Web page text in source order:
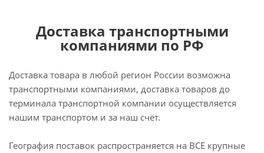
Доставка транспортными
компаниями по РФ
Доставка товара в любой регион России возможна
транспортными компаниями, доставка товаров до
терминала транспортной компании осуществляется
нашим транспортом и за наш счёт.
География поставок распространяется на ВСЕ крупные